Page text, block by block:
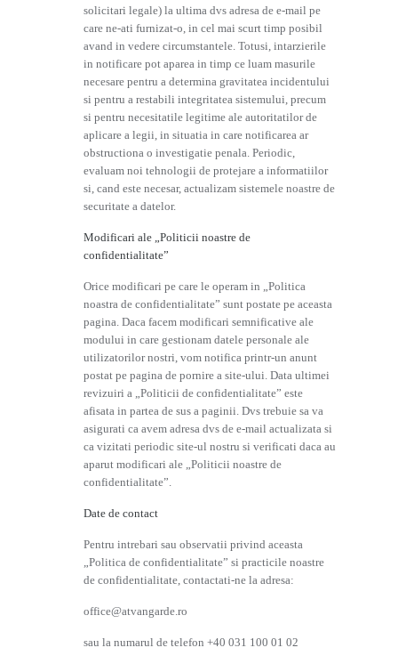
solicitari legale) la ultima dvs adresa de e-mail pe
care ne-ati furnizat-o, in cel mai scurt timp posibil
avand in vedere circumstantele. Totusi, intarzierile
in notificare pot aparea in timp ce luam masurile
necesare pentru a determina gravitatea incidentului
si pentru a restabili integritatea sistemului, precum
si pentru necesitatile legitime ale autoritatilor de
aplicare a legii, in situatia in care notificarea ar
obstructiona o investigatie penala. Periodic,
evaluam noi tehnologii de protejare a informatiilor
si, cand este necesar, actualizam sistemele noastre de
securitate a datelor.
Modificari ale „Politicii noastre de
confidentialitate”
Orice modificari pe care le operam in „Politica
noastra de confidentialitate” sunt postate pe aceasta
pagina. Daca facem modificari semnificative ale
modului in care gestionam datele personale ale
utilizatorilor nostri, vom notifica printr-un anunt
postat pe pagina de pornire a site-ului. Data ultimei
revizuiri a „Politicii de confidentialitate” este
afisata in partea de sus a paginii. Dvs trebuie sa va
asigurati ca avem adresa dvs de e-mail actualizata si
ca vizitati periodic site-ul nostru si verificati daca au
aparut modificari ale „Politicii noastre de
confidentialitate”.
Date de contact
Pentru intrebari sau observatii privind aceasta
„Politica de confidentialitate” si practicile noastre
de confidentialitate, contactati-ne la adresa:
office@atvangarde.ro
sau la numarul de telefon +40 031 100 01 02